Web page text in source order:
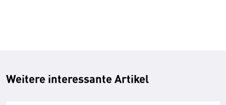
Weitere interessante Artikel